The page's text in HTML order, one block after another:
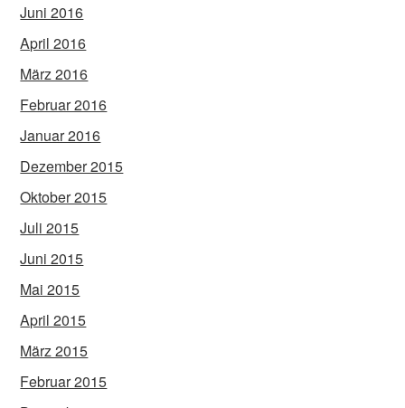
Juni 2016
April 2016
März 2016
Februar 2016
Januar 2016
Dezember 2015
Oktober 2015
Juli 2015
Juni 2015
Mai 2015
April 2015
März 2015
Februar 2015